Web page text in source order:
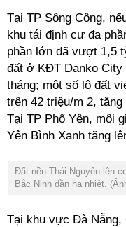
Tại TP Sông Công,
khu tái định cư đa
phần lớn đã vượt 1,5
đất ở KĐT Danko City
tháng; một số lô đất
trên 42 triệu/m 2,
Tại TP Phổ Yên, môi
Yên Bình Xanh tăng
Đất nền Thái Nguyên lên
Bắc Ninh dần hạ nhiệt.
Tại khu vực Đà Nẵng,